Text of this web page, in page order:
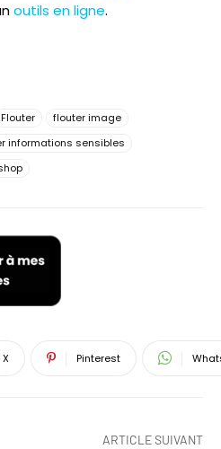
outils en ligne.
Flouter
flouter image
informations sensibles
X Pinterest
ARTICLE SUIVANT